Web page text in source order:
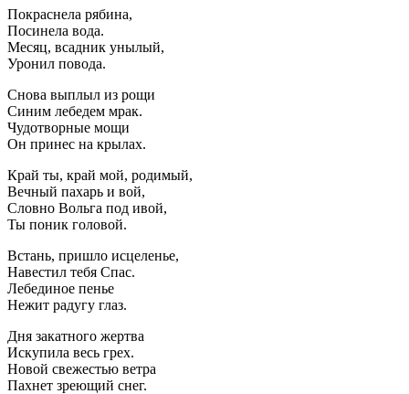
Покраснела рябина,
Посинела вода.
Месяц, всадник унылый,
Уронил повода.
Снова выплыл из рощи
Синим лебедем мрак.
Чудотворные мощи
Он принес на крылах.
Край ты, край мой, родимый,
Вечный пахарь и вой,
Словно Вольга под ивой,
Ты поник головой.
Встань, пришло исцеленье,
Навестил тебя Спас.
Лебединое пенье
Нежит радугу глаз.
Дня закатного жертва
Искупила весь грех.
Новой свежестью ветра
Пахнет зреющий снег.